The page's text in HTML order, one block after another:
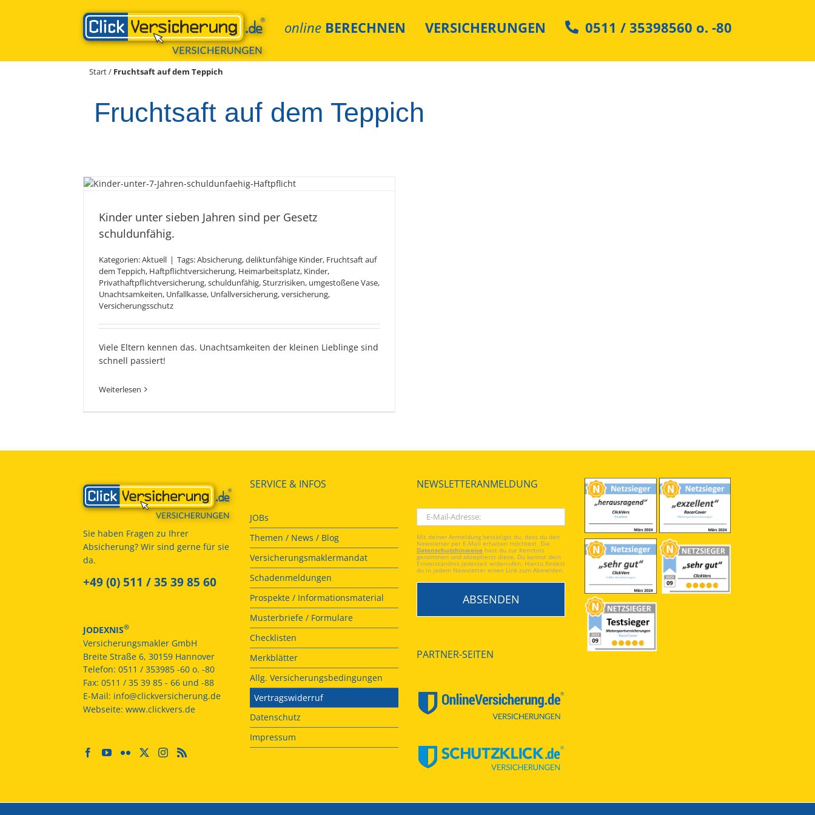
online BERECHNEN VERSICHERUNGEN 0511 / 35398560 o. -80
Start/ Fruchtsaft auf dem Teppich
Fruchtsaft auf dem Teppich
Kinder unter sieben Jahren sind per
Gesetz schuldunfähig.
Kinder unter sieben Jahren sind per Gesetz
schuldunfähig.
Kategorien:Aktuell | Tags:Absicherung,deliktunfähige Kinder, Fruchtsaft auf
dem Teppich, Haftpflichtversicherung, Heimarbeitsplatz, Kinder,
Privathaftpflichtversicherung,schuldunfähig,Sturzrisiken, umgestoßene Vase,
Unachtsamkeiten, Unfallkasse, Unfallversicherung,versicherung,
Versicherungsschutz
Viele Eltern kennen das. Unachtsamkeiten der kleinen Lieblinge sind
schnell passiert!
Weiterlesen
Sie haben Fragen zu Ihrer
Absicherung? Wir sind gerne für sie
da.
+49 (0) 511 / 35 39 85 60
JODEXNIS®
Versicherungsmakler GmbH
Breite Straße 6, 30159 Hannover
Telefon: 0511 / 353985 -60 o. -80
Fax: 0511 / 35 39 85 - 66 und -88
E-Mail: info@clickversicherung.de
Webseite: www.clickvers.de
SERVICE & INFOS
JOBs
Themen / News / Blog
Versicherungsmaklermandat
Schadenmeldungen
Prospekte / Informationsmaterial
Musterbriefe / Formulare
Checklisten
Merkblätter
Allg. Versicherungsbedingungen
Vertragswiderruf
Datenschutz
Impressum
NEWSLETTERANMELDUNG
Mit deiner Anmeldung bestätigst du, dass du den
Newsletter per E-Mail erhalten möchtest. Die
Datenschutzhinweise hast du zur Kenntnis
genommen und akzeptierst diese. Du kannst dein
Einverständnis jederzeit widerrufen. Hierzu findest
du in jedem Newsletter einen Link zum Abmelden.
PARTNER-SEITEN